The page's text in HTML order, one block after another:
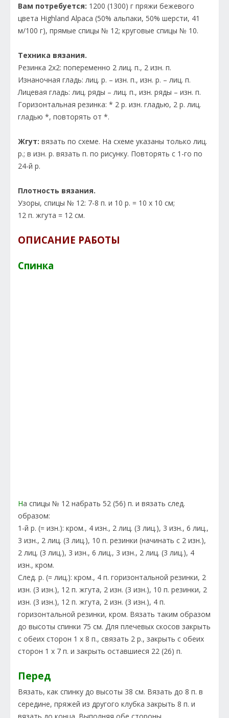
Вам потребуется: 1200 (1300) г пряжи бежевого
цвета Нighlаnd Аlраса (50% альпаки, 50% шерсти, 41
м/100 г), прямые спицы № 12; круговые спицы № 10.
Техника вязания.
Резинка 2x2: попеременно 2 лиц. п., 2 изн. п.
Изнаночная гладь: лиц. р. – изн. п., изн. р. – лиц. п.
Лицевая гладь: лиц. ряды – лиц. п., изн. ряды – изн. п.
Горизонтальная резинка: * 2 р. изн. гладью, 2 р. лиц.
гладью *, повторять от *.
Жгут: вязать по схеме. На схеме указаны только лиц.
р.; в изн. р. вязать п. по рисунку. Повторять с 1-го по
24-й р.
Плотность вязания.
Узоры, спицы № 12: 7-8 п. и 10 р. = 10 х 10 см;
12 п. жгута = 12 см.
ОПИСАНИЕ РАБОТЫ
Спинка
На спицы № 12 набрать 52 (56) п. и вязать след.
образом:
1-й р. (= изн.): кром., 4 изн., 2 лиц. (3 лиц.), 3 изн., 6 лиц.,
3 изн., 2 лиц. (3 лиц.), 10 п. резинки (начинать с 2 изн.),
2 лиц. (3 лиц.), 3 изн., 6 лиц., 3 изн., 2 лиц. (3 лиц.), 4
изн., кром.
След. р. (= лиц.): кром., 4 п. горизонтальной резинки, 2
изн. (3 изн.), 12 п. жгута, 2 изн. (3 изн.), 10 п. резинки, 2
изн. (3 изн.), 12 п. жгута, 2 изн. (3 изн.), 4 п.
горизонтальной резинки, кром. Вязать таким образом
до высоты спинки 75 см. Для плечевых скосов закрыть
с обеих сторон 1 х 8 п., связать 2 р., закрыть с обеих
сторон 1 х 7 п. и закрыть оставшиеся 22 (26) п.
Перед
Вязать, как спинку до высоты 38 см. Вязать до 8 п. в
середине, пряжей из другого клубка закрыть 8 п. и
вязать до конца. Выполняя обе стороны